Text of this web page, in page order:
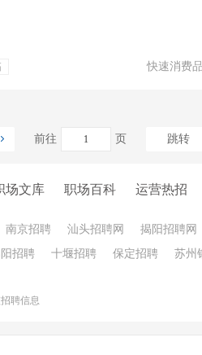
快速消费
前往 页 跳转
场文库 职场百科 运营热招
南京招聘 汕头招聘网 揭阳招聘网
招聘 十堰招聘 保定招聘 苏州
聘信息